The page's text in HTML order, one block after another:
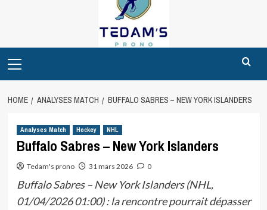
Menu
HOME ANALYSES MATCH BUFFALO SABRES – NEW YORK ISLANDERS
Analyses Match Hockey NHL
Buffalo Sabres – New York Islanders
Tedam's prono 31 mars 2026 0
Buffalo Sabres – New York Islanders (NHL,
01/04/2026 01:00) : la rencontre pourrait dépasser